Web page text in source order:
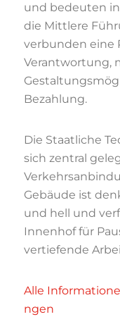
und bedeuten
die Mittlere
verbunden eine
Verantwortung,
Bezahlung.
Die Staatliche
sich zentral
Gebäude ist
und hell und
Innenhof für
vertiefende
Alle
ngen